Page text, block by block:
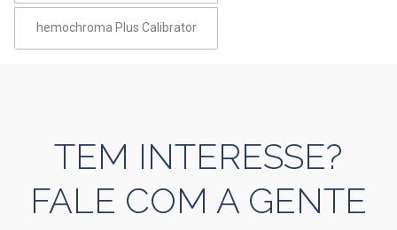
hemochroma Plus Calibrator
TEM INTERESSE?
FALE COM A GENTE